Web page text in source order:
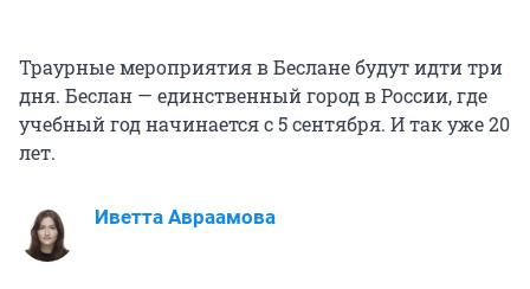
Траурные мероприятия в Беслане будут идти три
дня. Беслан — единственный город в России, где
учебный год начинается с 5 сентября. И так уже 20
лет.
Иветта Авраамова